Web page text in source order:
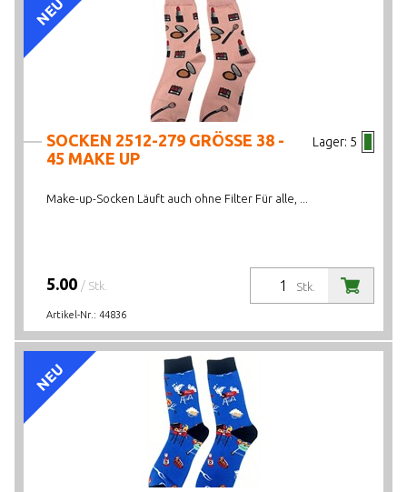
NEU
Lager: 5
SOCKEN 2512-279 GRÖSSE 38 -
45 MAKE UP
Make-up-Socken Läuft auch ohne Filter Für alle, ...
Stk.
5.00 / Stk.
Artikel-Nr.: 44836
NEU